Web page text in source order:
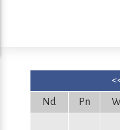
Nd
Pn